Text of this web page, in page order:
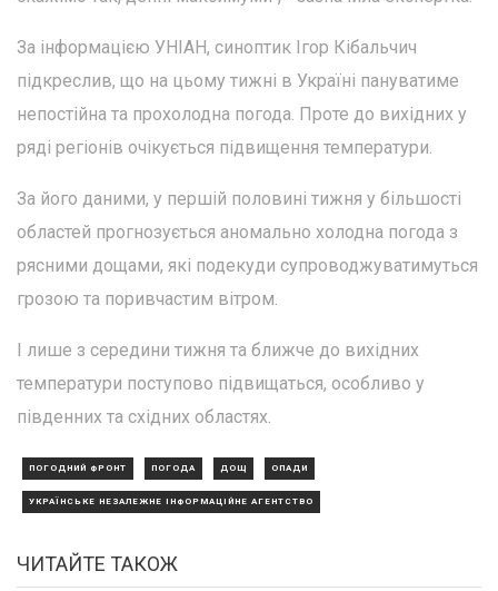
За інформацією УНІАН, синоптик Ігор Кібальчич
підкреслив, що на цьому тижні в Україні пануватиме
непостійна та прохолодна погода. Проте до вихідних у
ряді регіонів очікується підвищення температури.
За його даними, у першій половині тижня у більшості
областей прогнозується аномально холодна погода з
рясними дощами, які подекуди супроводжуватимуться
грозою та поривчастим вітром.
І лише з середини тижня та ближче до вихідних
температури поступово підвищаться, особливо у
південних та східних областях.
ПОГОДНИЙ ФРОНТ ПОГОДА ДОЩ ОПАДИ
УКРАЇНСЬКЕ НЕЗАЛЕЖНЕ ІНФОРМАЦІЙНЕ АГЕНТСТВО
ЧИТАЙТЕ ТАКОЖ